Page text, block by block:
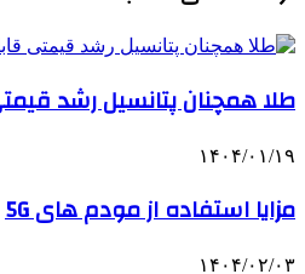
طلا همچنان پتانسیل رشد
۱۴۰۴/۰۱/۱۹
مزایا استفاده از مودم های 5G
۱۴۰۴/۰۲/۰۳